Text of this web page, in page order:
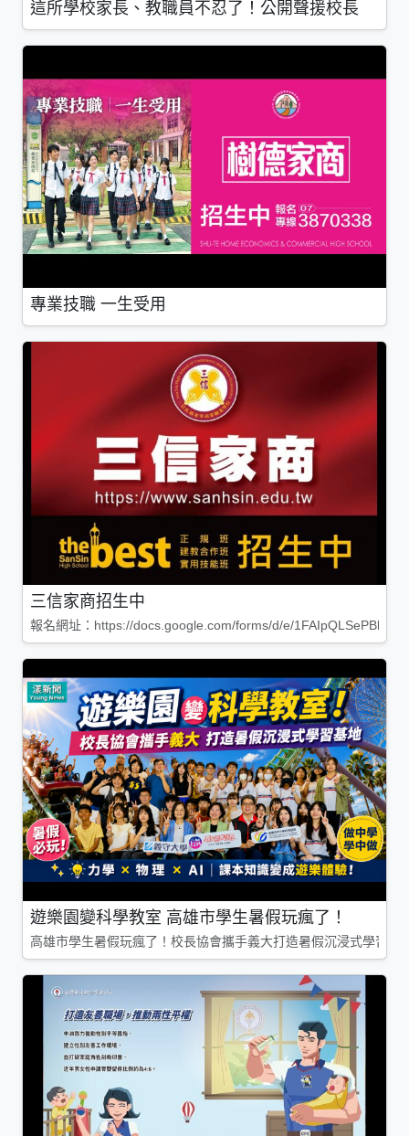
這所學校家長、教職員不忍了！公開聲援校長
專業技職 一生受用
三信家商招生中
報名網址：https://docs.google.com/forms/d/e/
遊樂園變科學教室 高雄市學生暑假玩瘋了！
高雄市學生暑假玩瘋了！校長協會攜手義大打造暑假沉浸式學習基